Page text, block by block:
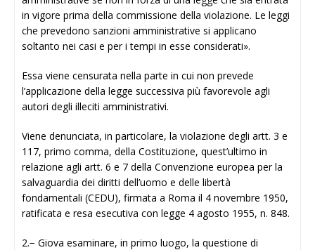
in vigore prima della commissione della violazione. Le leggi
che prevedono sanzioni amministrative si applicano
soltanto nei casi e per i tempi in esse considerati».
Essa viene censurata nella parte in cui non prevede
l’applicazione della legge successiva più favorevole agli
autori degli illeciti amministrativi.
Viene denunciata, in particolare, la violazione degli artt. 3 e
117, primo comma, della Costituzione, quest’ultimo in
relazione agli artt. 6 e 7 della Convenzione europea per la
salvaguardia dei diritti dell’uomo e delle libertà
fondamentali (CEDU), firmata a Roma il 4 novembre 1950,
ratificata e resa esecutiva con legge 4 agosto 1955, n. 848.
2.− Giova esaminare, in primo luogo, la questione di